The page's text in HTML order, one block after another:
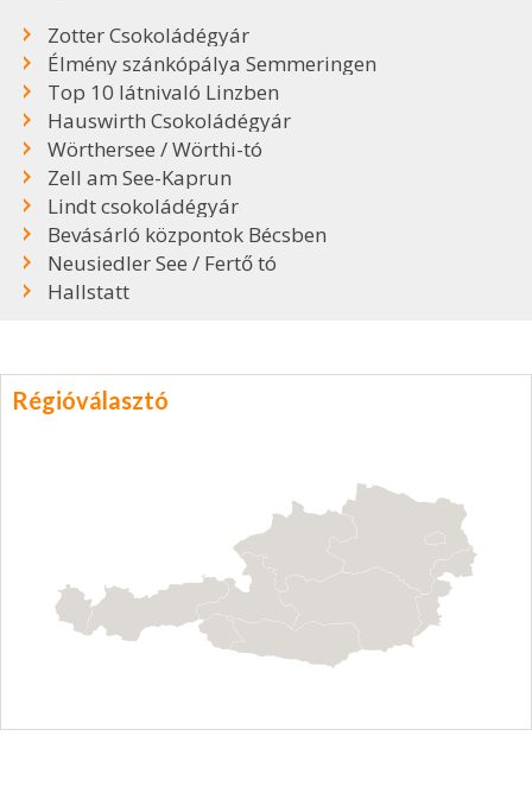
Zotter Csokoládégyár
Élmény szánkópálya Semmeringen
Top 10 látnivaló Linzben
Hauswirth Csokoládégyár
Wörthersee / Wörthi-tó
Zell am See-Kaprun
Lindt csokoládégyár
Bevásárló központok Bécsben
Neusiedler See / Fertő tó
Hallstatt
Régióválasztó